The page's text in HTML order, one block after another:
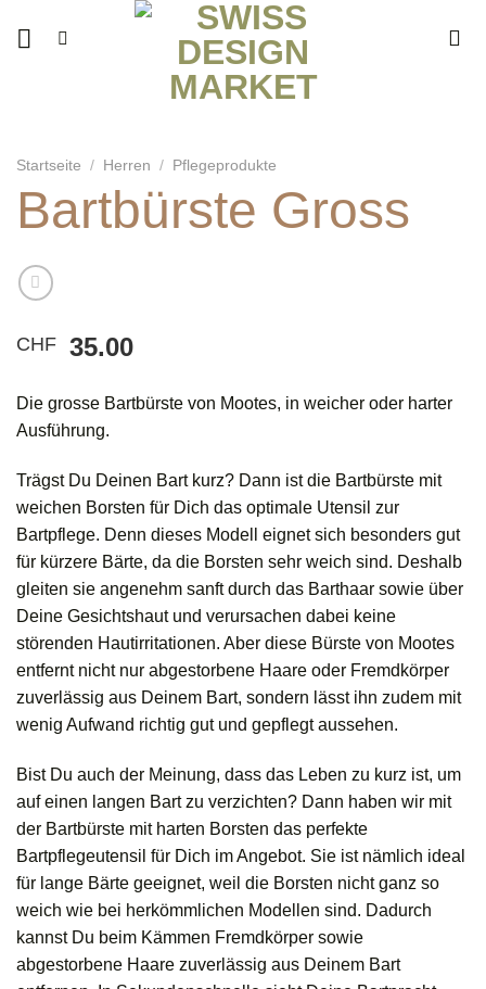
Startseite / Herren / Pflegeprodukte
Bartbürste Gross
CHF 35.00
Die grosse Bartbürste von Mootes, in weicher oder harter
Ausführung.
Trägst Du Deinen Bart kurz? Dann ist die Bartbürste mit
weichen Borsten für Dich das optimale Utensil zur
Bartpflege. Denn dieses Modell eignet sich besonders gut
für kürzere Bärte, da die Borsten sehr weich sind. Deshalb
gleiten sie angenehm sanft durch das Barthaar sowie über
Deine Gesichtshaut und verursachen dabei keine
störenden Hautirritationen. Aber diese Bürste von Mootes
entfernt nicht nur abgestorbene Haare oder Fremdkörper
zuverlässig aus Deinem Bart, sondern lässt ihn zudem mit
wenig Aufwand richtig gut und gepflegt aussehen.
Bist Du auch der Meinung, dass das Leben zu kurz ist, um
auf einen langen Bart zu verzichten? Dann haben wir mit
der Bartbürste mit harten Borsten das perfekte
Bartpflegeutensil für Dich im Angebot. Sie ist nämlich ideal
für lange Bärte geeignet, weil die Borsten nicht ganz so
weich wie bei herkömmlichen Modellen sind. Dadurch
kannst Du beim Kämmen Fremdkörper sowie
abgestorbene Haare zuverlässig aus Deinem Bart